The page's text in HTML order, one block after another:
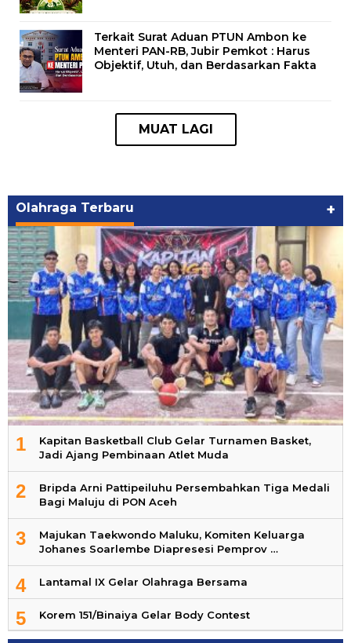
Terkait Surat Aduan PTUN Ambon ke
Menteri PAN-RB, Jubir Pemkot : Harus
Objektif, Utuh, dan Berdasarkan Fakta
Olahraga Terbaru +
1
Kapitan Basketball Club Gelar Turnamen Basket,
Jadi Ajang Pembinaan Atlet Muda
2
Bripda Arni Pattipeiluhu Persembahkan Tiga Medali
Bagi Maluju di PON Aceh
3
Majukan Taekwondo Maluku, Komiten Keluarga
Johanes Soarlembe Diapresesi Pemprov …
4 Lantamal IX Gelar Olahraga Bersama
5 Korem 151/Binaiya Gelar Body Contest